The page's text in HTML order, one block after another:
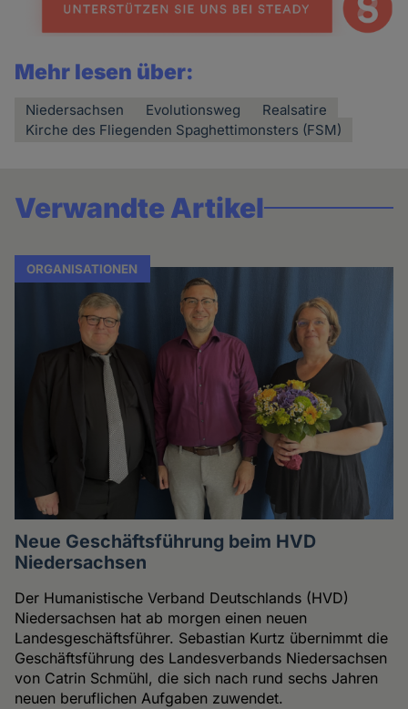
Mehr lesen über:
Niedersachsen Evolutionsweg
Realsatire
Kirche des Fliegenden Spaghettimonsters (FSM)
Verwandte Artikel
ORGANISATIONEN
Neue Geschäftsführung beim HVD
Niedersachsen
Der Humanistische Verband Deutschlands (HVD)
Niedersachsen hat ab morgen einen neuen
Landesgeschäftsführer. Sebastian Kurtz übernimmt die
Geschäftsführung des Landesverbands Niedersachsen
von Catrin Schmühl, die sich nach rund sechs Jahren
neuen beruflichen Aufgaben zuwendet.